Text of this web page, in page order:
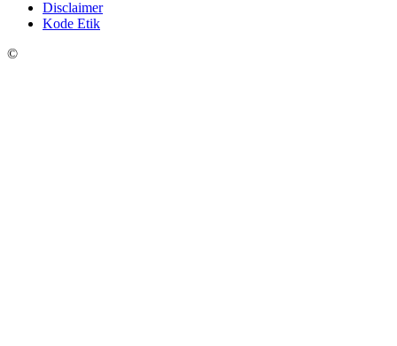
Disclaimer
Kode Etik
©